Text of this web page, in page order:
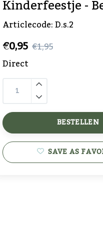
Kinderfeestje -
Articlecode:D.s.2
€0,95 €1,95
Direct
BESTELLEN
SAVE AS